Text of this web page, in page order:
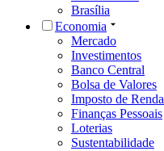
Brasília
Economia
Mercado
Investimentos
Banco Central
Bolsa de Valores
Imposto de Renda
Finanças Pessoais
Loterias
Sustentabilidade